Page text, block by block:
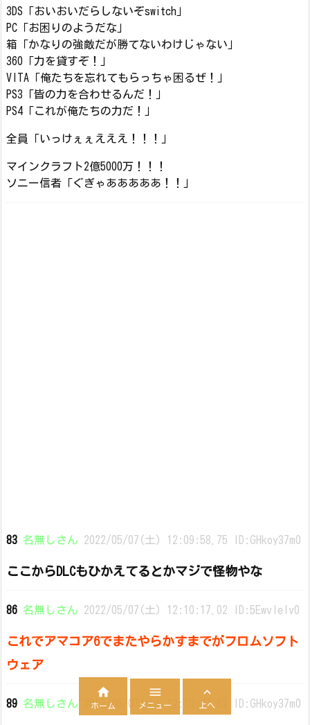
3DS「おいおいだらしないぞswitch」
PC「お困りのようだな」
箱「かなりの強敵だが勝てないわけじゃない」
360「力を貸すぞ！」
VITA「俺たちを忘れてもらっちゃ困るぜ！」
PS3「皆の力を合わせるんだ！」
PS4「これが俺たちの力だ！」
全員「いっけぇぇえええ！！！」
マインクラフト2億5000万！！！
ソニー信者「ぐぎゃあああああ！！」
83 名無しさん 2022/05/07(土) 12:09:58.75 ID:GHkoy37m0
ここからDLCもひかえてるとかマジで怪物やな
86 名無しさん 2022/05/07(土) 12:10:17.02 ID:5EwvIelv0
これでアマコア6でまたやらかすまでがフロムソフト
ウェア
89 名無しさん 2022/05/07(土) 12:10:47.62 ID:GHkoy37m0

ホーム

メニュー

上へ